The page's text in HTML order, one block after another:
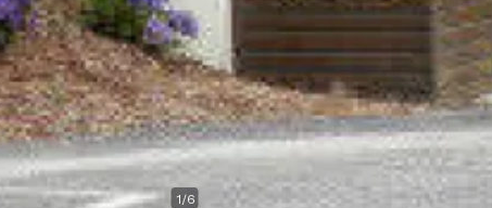
1/6